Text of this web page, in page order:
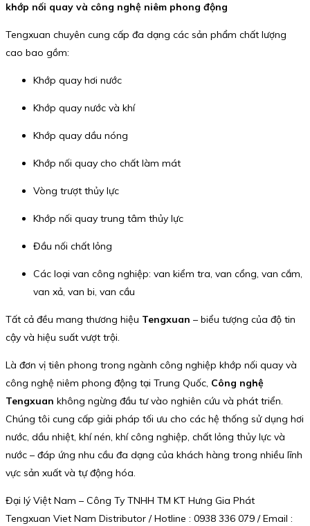
khớp nối quay và công nghệ niêm phong động
Tengxuan chuyên cung cấp đa dạng các sản phẩm chất lượng
cao bao gồm:
Khớp quay hơi nước
Khớp quay nước và khí
Khớp quay dầu nóng
Khớp nối quay cho chất làm mát
Vòng trượt thủy lực
Khớp nối quay trung tâm thủy lực
Đầu nối chất lỏng
Các loại van công nghiệp: van kiểm tra, van cổng, van cắm,
van xả, van bi, van cầu
Tất cả đều mang thương hiệu Tengxuan – biểu tượng của độ tin
cậy và hiệu suất vượt trội.
Là đơn vị tiên phong trong ngành công nghiệp khớp nối quay và
công nghệ niêm phong động tại Trung Quốc, Công nghệ
Tengxuan không ngừng đầu tư vào nghiên cứu và phát triển.
Chúng tôi cung cấp giải pháp tối ưu cho các hệ thống sử dụng hơi
nước, dầu nhiệt, khí nén, khí công nghiệp, chất lỏng thủy lực và
nước – đáp ứng nhu cầu đa dạng của khách hàng trong nhiều lĩnh
vực sản xuất và tự động hóa.
Đại lý Việt Nam – Công Ty TNHH TM KT Hưng Gia Phát
Tengxuan Viet Nam Distributor / Hotline : 0938 336 079 / Email :